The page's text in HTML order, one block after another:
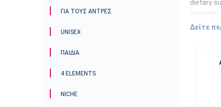
ΓΙΑ ΤΟΥΣ ΑΝΤΡΕΣ
UNISEX
ΠΑΙΔΙΆ
4 ELEMENTS
NICHE
dietary
immunity
Δείτε